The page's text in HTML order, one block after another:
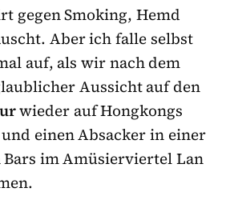
gegen Smoking, Hemd
Aber ich falle selbst
auf, als wir nach dem
Aussicht auf den
wieder auf Hongkongs
einen Absacker in einer
Bars im Amüsierviertel Lan